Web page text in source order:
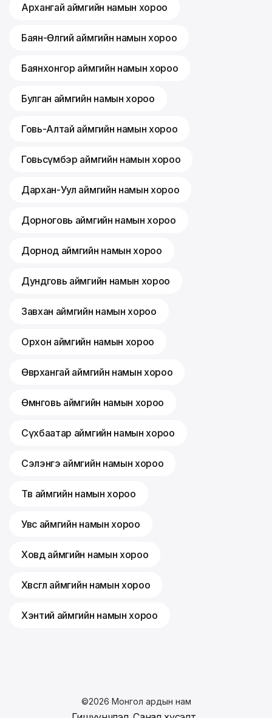
Архангай аймгийн намын хороо
Баян-Өлгий аймгийн намын хороо
Баянхонгор аймгийн намын хороо
Булган аймгийн намын хороо
Говь-Алтай аймгийн намын хороо
Говьсүмбэр аймгийн намын хороо
Дархан-Уул аймгийн намын хороо
Дорноговь аймгийн намын хороо
Дорнод аймгийн намын хороо
Дундговь аймгийн намын хороо
Завхан аймгийн намын хороо
Орхон аймгийн намын хороо
Өвөрхангай аймгийн намын хороо
Өмнөговь аймгийн намын хороо
Сүхбаатар аймгийн намын хороо
Сэлэнгэ аймгийн намын хороо
Төв аймгийн намын хороо
Увс аймгийн намын хороо
Ховд аймгийн намын хороо
Хөвсгөл аймгийн намын хороо
Хэнтий аймгийн намын хороо
©2026 Монгол ардын нам